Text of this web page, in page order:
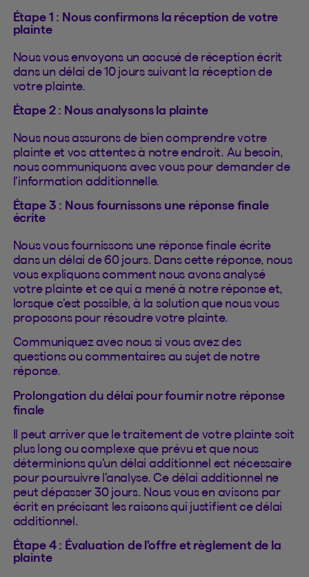
Étape 1 : Nous confirmons la réception de votre
plainte
Nous vous envoyons un accusé de réception écrit
dans un délai de 10 jours suivant la réception de
votre plainte.
Étape 2 : Nous analysons la plainte
Nous nous assurons de bien comprendre votre
plainte et vos attentes à notre endroit. Au besoin,
nous communiquons avec vous pour demander de
l’information additionnelle.
Étape 3 : Nous fournissons une réponse finale
écrite
Nous vous fournissons une réponse finale écrite
dans un délai de 60 jours. Dans cette réponse, nous
vous expliquons comment nous avons analysé
votre plainte et ce qui a mené à notre réponse et,
lorsque c’est possible, à la solution que nous vous
proposons pour résoudre votre plainte.
Communiquez avec nous si vous avez des
questions ou commentaires au sujet de notre
réponse.
Prolongation du délai pour fournir notre réponse
finale
Il peut arriver que le traitement de votre plainte soit
plus long ou complexe que prévu et que nous
déterminions qu’un délai additionnel est nécessaire
pour poursuivre l’analyse. Ce délai additionnel ne
peut dépasser 30 jours. Nous vous en avisons par
écrit en précisant les raisons qui justifient ce délai
additionnel.
Étape 4 : Évaluation de l’offre et règlement de la
plainte